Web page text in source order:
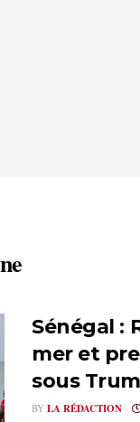
Sénégal :
mer et
sous
BY LA RÉDACTION